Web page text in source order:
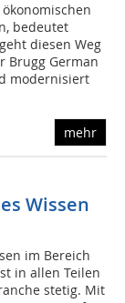
bedeutet
geht diesen Weg
Brugg German
modernisiert
mehr
Wissen
im Bereich
in allen Teilen
stetig. Mit